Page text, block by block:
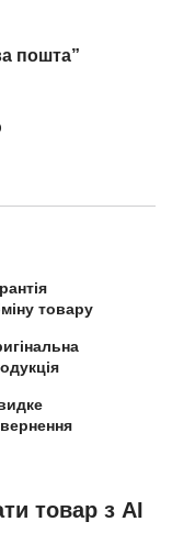
пошта”
товару
товар з AI